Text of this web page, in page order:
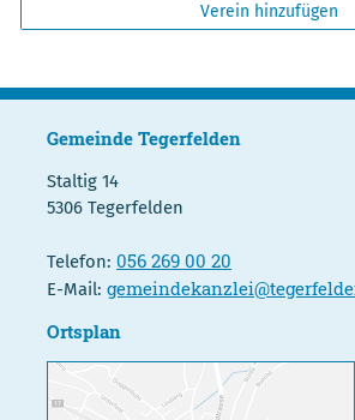
Verein hinzufügen
Gemeinde Tegerfelden
Staltig 14
5306 Tegerfelden
Telefon: 056 269 00 20
E-Mail:
Ortsplan